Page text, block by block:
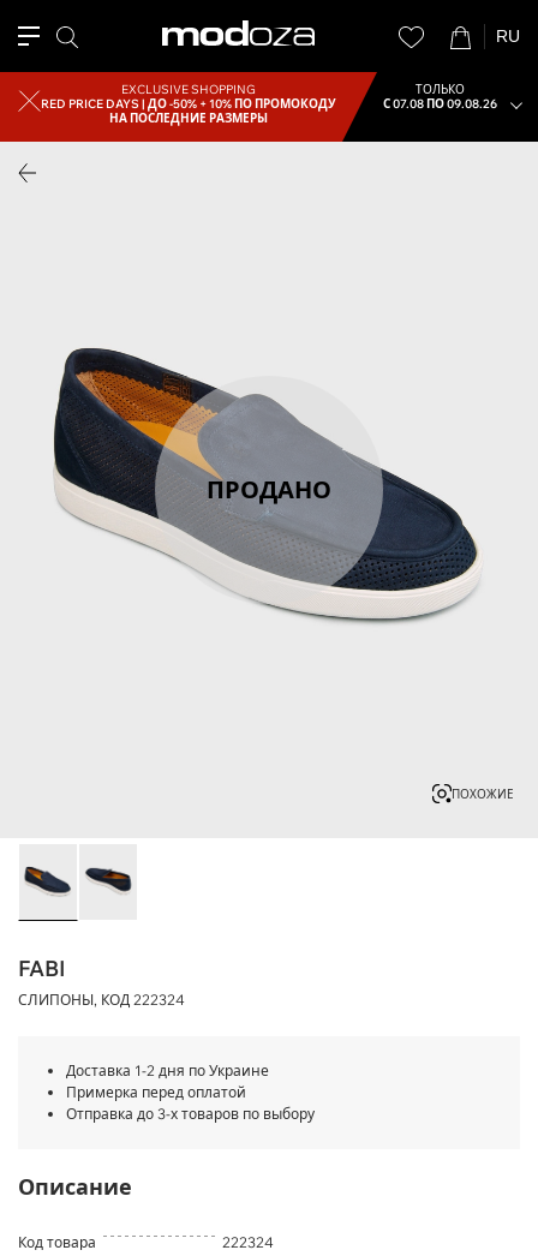
RU
EXCLUSIVE SHOPPING
RED PRICE DAYS |ДО -50% + 10% ПО ПРОМОКОДУ
НА ПОСЛЕДНИЕ РАЗМЕРЫ
ТОЛЬКО
С 07.08 ПО 09.08.26
ПОХОЖИЕ
ПРОДАНО
FABI
СЛИПОНЫ, КОД 222324
Доставка 1-2 дня по Украине
Примерка перед оплатой
Отправка до 3-х товаров по выбору
Описание
Код товара
222324